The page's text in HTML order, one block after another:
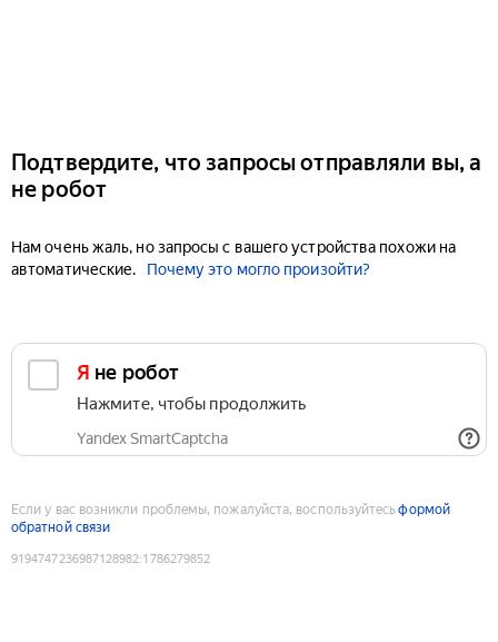
Подтвердите, что запросы отправляли вы, а
не робот
Нам очень жаль, но запросы с вашего устройства похожи на
автоматические.
Почему это могло произойти?
Я не робот
Нажмите, чтобы продолжить
Yandex SmartCaptcha
Если у вас возникли проблемы, пожалуйста, воспользуйтесьформой
обратной связи
9194747236987128982:1786279852